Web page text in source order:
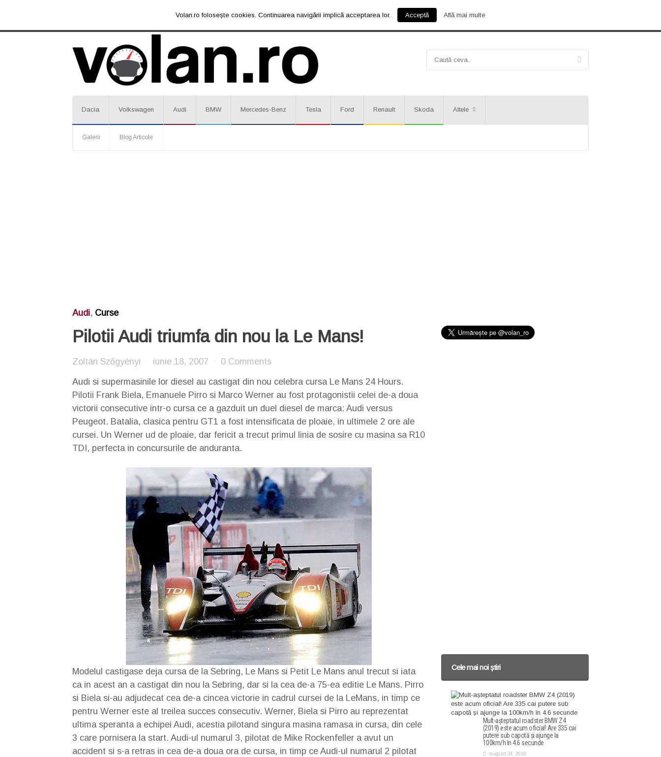
Dacia Volkswagen Audi BMW Mercedes-Benz Tesla Ford Renault Skoda Altele
Galerii Blog Articole
Audi, Curse
Pilotii Audi triumfa din nou la Le Mans!
Zoltán Szőgyényi iunie 18, 2007 0 Comments
Audi si supermasinile lor diesel au castigat din nou celebra cursa Le Mans 24 Hours.
Pilotii Frank Biela, Emanuele Pirro si Marco Werner au fost protagonistii celei de-a doua
victorii consecutive intr-o cursa ce a gazduit un duel diesel de marca: Audi versus
Peugeot. Batalia, clasica pentru GT1 a fost intensificata de ploaie, in ultimele 2 ore ale
cursei. Un Werner ud de ploaie, dar fericit a trecut primul linia de sosire cu masina sa R10
TDI, perfecta in concursurile de anduranta.
Modelul castigase deja cursa de la Sebring, Le Mans si Petit Le Mans anul trecut si iata
ca in acest an a castigat din nou la Sebring, dar si la cea de-a 75-ea editie Le Mans. Pirro
si Biela si-au adjudecat cea de-a cincea victorie in cadrul cursei de la LeMans, in timp ce
pentru Werner este al treilea succes consecutiv. Werner, Biela si Pirro au reprezentat
ultima speranta a echipei Audi, acestia pilotand singura masina ramasa in cursa, din cele
3 care pornisera la start. Audi-ul numarul 3, pilotat de Mike Rockenfeller a avut un
accident si s-a retras in cea de-a doua ora de cursa, in timp ce Audi-ul numarul 2 pilotat
Cele mai noi știri
Mult-așteptatul roadster BMW Z4
(2019) este acum oficial! Are 335 cai
putere sub capotă și ajunge la
100km/h în 4.6 secunde
august 24, 2018
Volan.ro folosește cookies. Continuarea navigării implică acceptarea lor. Acceptă Află mai multe